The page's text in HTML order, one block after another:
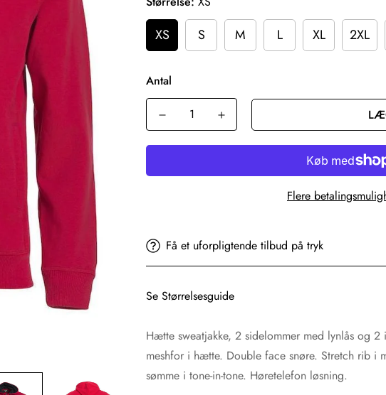
XS S M L XL 2XL
Antal
Flere
Få et uforpligtende tilbud på tryk
Se Størrelsesguide
Hætte sweatjakke, 2 sidelommer med lynlås og 2
meshfor i hætte. Double face snøre. Stretch rib i
sømme i tone-in-tone. Høretelefon løsning.